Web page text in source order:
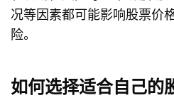
况等因素都可能影响股票价
险。
如何选择适合自己的